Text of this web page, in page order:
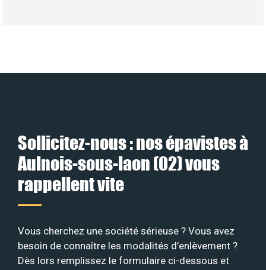
Sollicitez-nous : nos épavistes à
Aulnois-sous-laon (02) vous
rappellent vite
Vous cherchez une société sérieuse ? Vous avez
besoin de connaître les modalités d’enlèvement ?
Dès lors remplissez le formulaire ci-dessous et